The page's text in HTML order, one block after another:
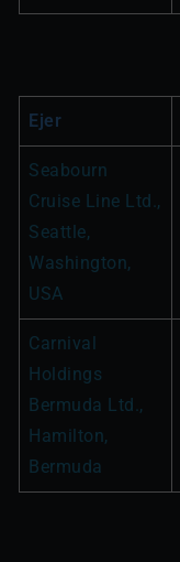
Ejer
Seabourn
Cruise Line Ltd.,
Seattle,
Washington,
USA
Carnival
Holdings
Bermuda Ltd.,
Hamilton,
Bermuda